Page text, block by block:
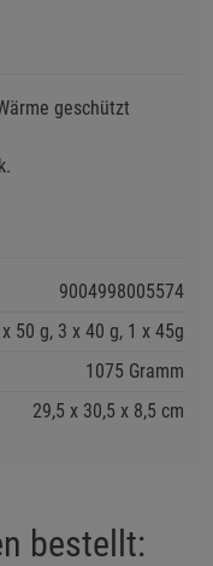
geschützt
9004998005574
50 g, 3 x 40 g, 1 x 45g
1075 Gramm
29,5 30,5 8,5 cm
bestellt: